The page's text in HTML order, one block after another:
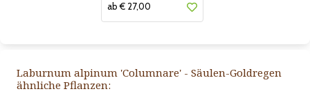
ab € 27,00
Laburnum alpinum 'Columnare' - Säulen-Goldregen
ähnliche Pflanzen: